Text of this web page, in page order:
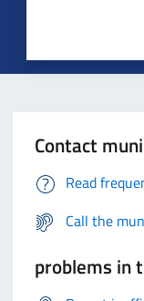
Contact
Read
Call the
problems in